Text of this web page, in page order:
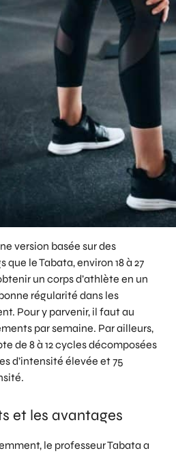
version basée sur des
le Tabata, environ 18 à 27
un corps d’athlète en un
régularité dans les
Pour y parvenir, il faut au
par semaine. Par ailleurs,
de 8 à 12 cycles décomposées
d’intensité élevée et 75
et les avantages
le professeur Tabata a